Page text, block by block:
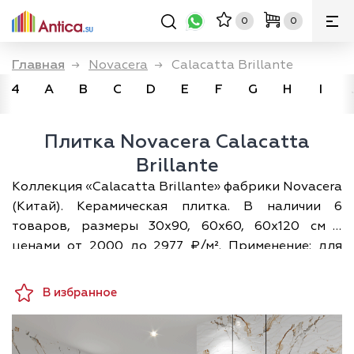
0 0
Главная → Novacera → Calacatta Brillante
4
A B C D E F G H I
Плитка Novacera Calacatta
Brillante
Коллекция «Calacatta Brillante» фабрики Novacera
(Китай). Керамическая плитка. В наличии 6
товаров, размеры 30х90, 60х60, 60х120 см с
ценами от 2000 до 2977 ₽/м². Применение: для
России; а разложить плитку по своему помещению
в 3D можно прямо на сайте — бесплатно.
В избранное